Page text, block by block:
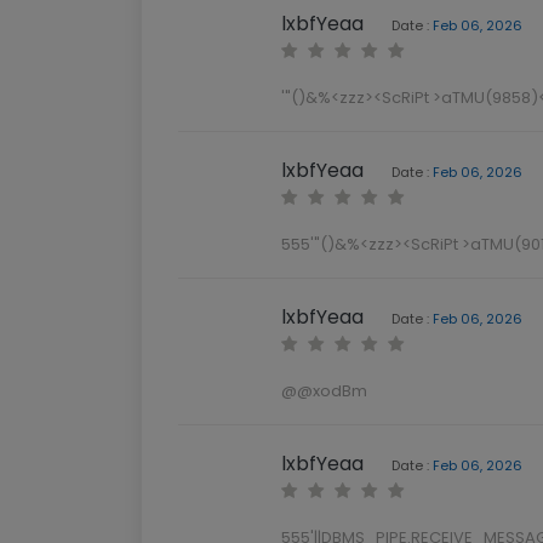
lxbfYeaa Date : Feb 06, 2026
'"()&%<zzz><ScRiPt
lxbfYeaa Date : Feb 06, 2026
555'"()&%<zzz><ScRiPt
lxbfYeaa Date : Feb 06, 2026
@@xodBm
lxbfYeaa Date : Feb 06, 2026